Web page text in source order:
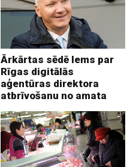
Ārkārtas sēdē lems par
Rīgas digitālās
aģentūras direktora
atbrīvošanu no amata